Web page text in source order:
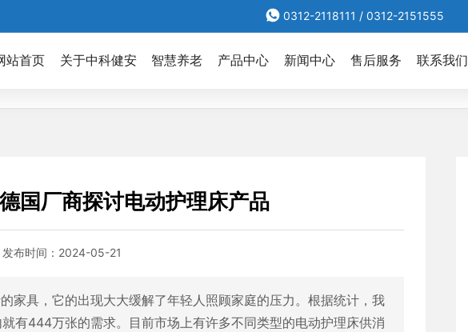
0312-2118111 / 0312-2151555
站首页 关于中科健安 智慧养老 产品中心 新闻中心 售后服务 联系我们
国厂商探讨电动护理床产品
发布时间： 2024-05-21
家具，它的出现大大缓解了年轻人照顾家庭的压力。根据统计，我
有444万张的需求。目前市场上有许多不同类型的电动护理床供消